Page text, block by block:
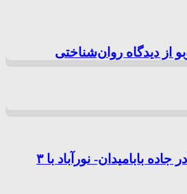
از دیدگاه روان‌شناختی
واژگونی پژو۲۰۶ در جاده بابامیدان- نورآباد با ۳